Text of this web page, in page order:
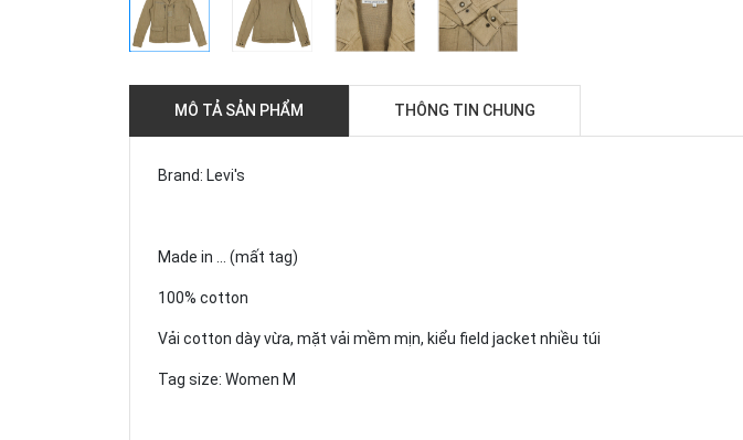
MÔ TẢ SẢN PHẨM THÔNG TIN CHUNG
Brand: Levi's
Made in ... (mất tag)
100% cotton
Vải cotton dày vừa, mặt vải mềm mịn, kiểu field jacket nhiều túi
Tag size: Women M